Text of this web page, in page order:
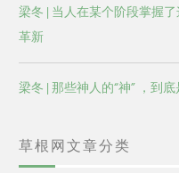
梁冬 | 当人在某个阶段掌握
革新
梁冬 | 那些神人的“神” ，到
草根网文章分类